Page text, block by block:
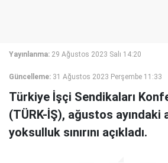
Yayınlanma: 29 Ağustos 2023 Salı 14:20
Güncelleme: 31 Ağustos 2023 Perşembe 11:33
Türkiye İşçi Sendikaları
(TÜRK-İŞ), ağustos ayındaki
yoksulluk sınırını açıkladı.